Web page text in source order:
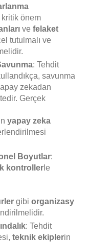
önem
ve felaket
tutulmalı ve
: Tehdit
savunma
zekadan
Gerçek
yapay zeka
Boyutlar:
kontroller le
gibi organizasy
: Tehdit
teknik ekiplerin